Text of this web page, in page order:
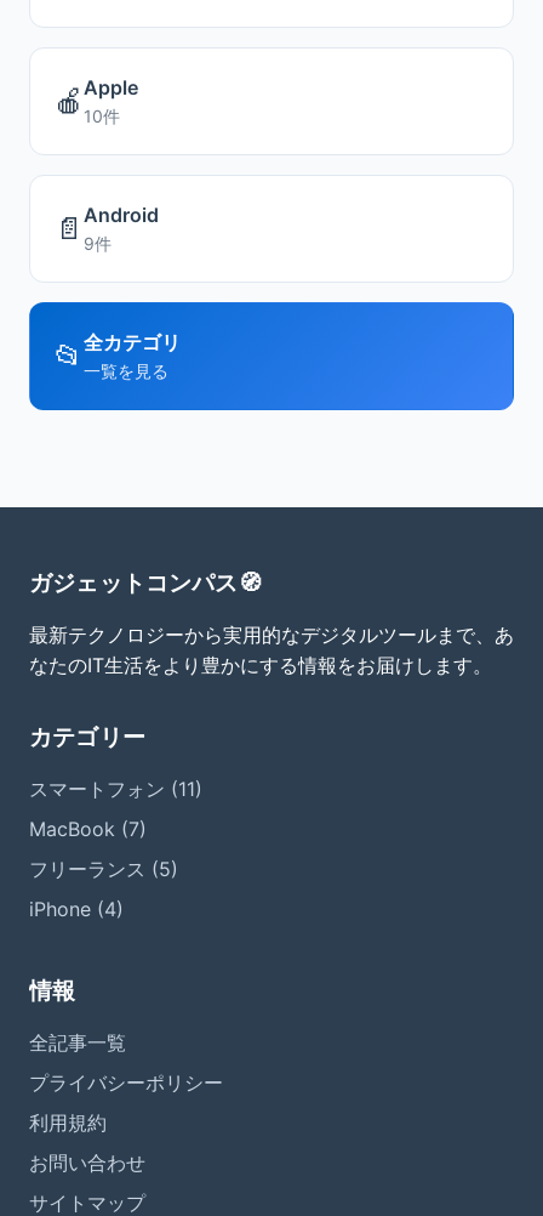
🍎 Apple
10件
📄 Android
9件
📂 全カテゴリ
一覧を見る
ガジェットコンパス🧭
最新テクノロジーから実用的なデジタルツールまで、あ
なたのIT生活をより豊かにする情報をお届けします。
カテゴリー
スマートフォン (11)
MacBook (7)
フリーランス (5)
iPhone (4)
情報
全記事一覧
プライバシーポリシー
利用規約
お問い合わせ
サイトマップ